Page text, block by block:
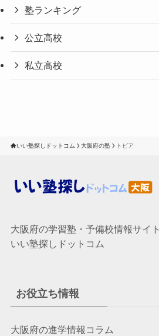
塾ランキング
公立高校
私立高校
いい塾探しドットコム 大阪府の塾 トピア
大阪府の学習塾・予備校情報サイト
いい塾探しドットコム
お役立ち情報
大阪府の進学情報コラム